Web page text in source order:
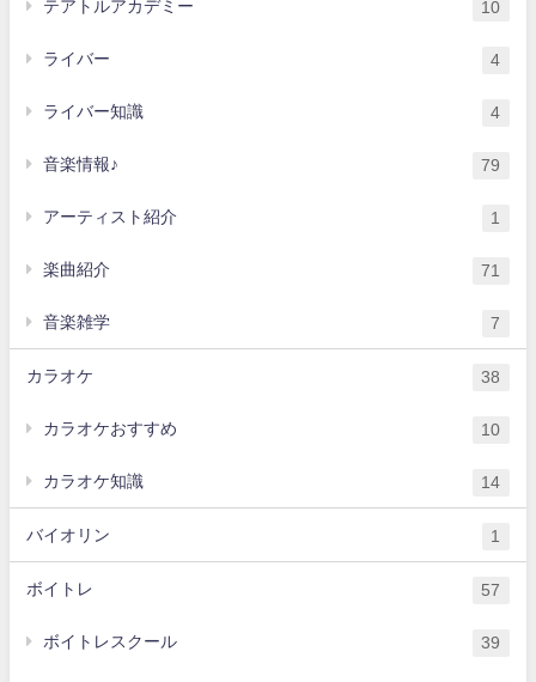
テアトルアカデミー 10
ライバー 4
ライバー知識 4
音楽情報♪ 79
アーティスト紹介 1
楽曲紹介 71
音楽雑学 7
カラオケ 38
カラオケおすすめ 10
カラオケ知識 14
バイオリン 1
ボイトレ 57
ボイトレスクール 39